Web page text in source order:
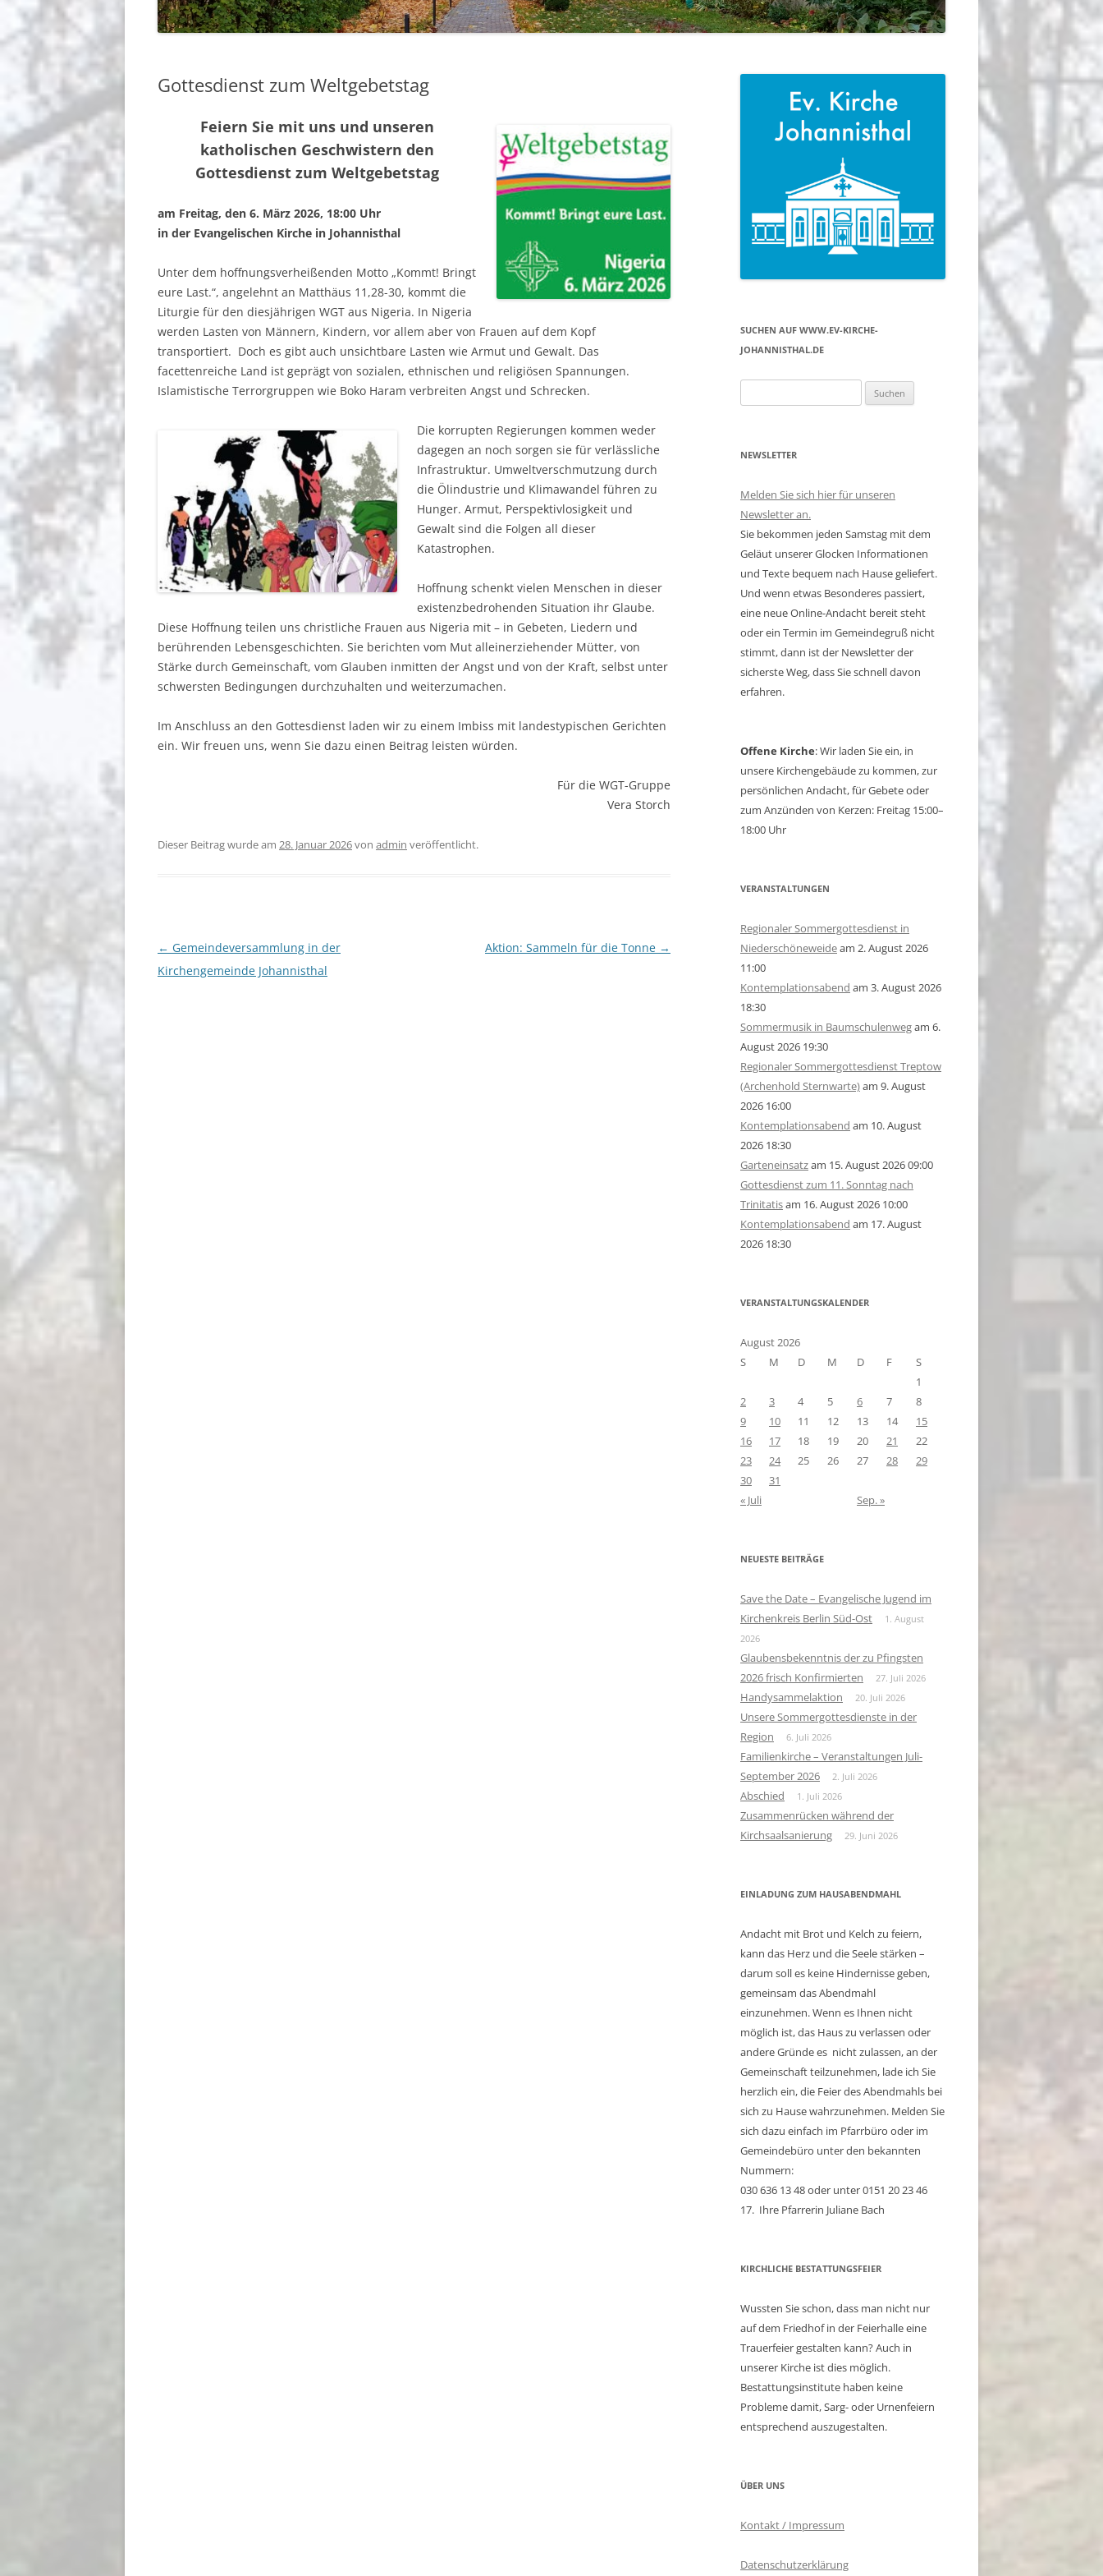
BERICHTE
BERLIN-JOHANNISTHAL
HANDARBEITSKREIS
Gottesdienst zum Weltgebetstag
Feiern Sie mit uns und unseren
katholischen Geschwistern den
Gottesdienst zum Weltgebetstag
am Freitag, den 6. März 2026, 18:00 Uhr
in der Evangelischen Kirche in Johannisthal
Unter dem hoffnungsverheißenden Motto „Kommt! Bringt
eure Last.“, angelehnt an Matthäus 11,28-30, kommt die
Liturgie für den diesjährigen WGT aus Nigeria. In Nigeria
werden Lasten von Männern, Kindern, vor allem aber von Frauen auf dem Kopf
transportiert. Doch es gibt auch unsichtbare Lasten wie Armut und Gewalt. Das
facettenreiche Land ist geprägt von sozialen, ethnischen und religiösen Spannungen.
Islamistische Terrorgruppen wie Boko Haram verbreiten Angst und Schrecken.
Die korrupten Regierungen kommen weder
dagegen an noch sorgen sie für verlässliche
Infrastruktur. Umweltverschmutzung durch
die Ölindustrie und Klimawandel führen zu
Hunger. Armut, Perspektivlosigkeit und
Gewalt sind die Folgen all dieser
Katastrophen.
Hoffnung schenkt vielen Menschen in dieser
existenzbedrohenden Situation ihr Glaube.
Diese Hoffnung teilen uns christliche Frauen aus Nigeria mit – in Gebeten, Liedern und
berührenden Lebensgeschichten. Sie berichten vom Mut alleinerziehender Mütter, von
Stärke durch Gemeinschaft, vom Glauben inmitten der Angst und von der Kraft, selbst unter
schwersten Bedingungen durchzuhalten und weiterzumachen.
Im Anschluss an den Gottesdienst laden wir zu einem Imbiss mit landestypischen Gerichten
ein. Wir freuen uns, wenn Sie dazu einen Beitrag leisten würden.
Für die WGT-Gruppe
Vera Storch
Dieser Beitrag wurde am 28. Januar 2026von admin veröffentlicht.
Beitragsnavigation
← Gemeindeversammlung in der
Kirchengemeinde Johannisthal
Aktion: Sammeln für die Tonne →
SUCHEN AUF WWW.EV-KIRCHE-
JOHANNISTHAL.DE
nach:
NEWSLETTER
Melden Sie sich hier für unseren
Newsletter an.
Sie bekommen jeden Samstag mit dem
Geläut unserer Glocken Informationen
und Texte bequem nach Hause geliefert.
Und wenn etwas Besonderes passiert,
eine neue Online-Andacht bereit steht
oder ein Termin im Gemeindegruß nicht
stimmt, dann ist der Newsletter der
sicherste Weg, dass Sie schnell davon
erfahren.
Offene Kirche: Wir laden Sie ein, in
unsere Kirchengebäude zu kommen, zur
persönlichen Andacht, für Gebete oder
zum Anzünden von Kerzen: Freitag 15:00–
18:00 Uhr
VERANSTALTUNGEN
Regionaler Sommergottesdienst in
Niederschöneweideam 2. August 2026
11:00
Kontemplationsabend am 3. August 2026
18:30
Sommermusik in Baumschulenwegam 6.
August 2026 19:30
Regionaler Sommergottesdienst Treptow
(Archenhold Sternwarte)am 9. August
2026 16:00
Kontemplationsabend am 10. August
2026 18:30
Garteneinsatzam 15. August 2026 09:00
Gottesdienst zum 11. Sonntag nach
Trinitatisam 16. August 2026 10:00
Kontemplationsabend am 17. August
2026 18:30
VERANSTALTUNGSKALENDER
August 2026
S
M D M D F
S
1
2
3 4 5 6 7
8
9
10 11 12 13 14
15
16
17 18 19 20 21
22
23
24 25 26 27 28
29
30
31
« Juli
Sep. »
NEUESTE BEITRÄGE
Save the Date – Evangelische Jugend im
Kirchenkreis Berlin Süd-Ost
1. August
2026
Glaubensbekenntnis der zu Pfingsten
2026 frisch Konfirmierten
27. Juli 2026
Handysammelaktion 20. Juli 2026
Unsere Sommergottesdienste in der
Region
6. Juli 2026
Familienkirche – Veranstaltungen Juli-
September 2026
2. Juli 2026
Abschied 1. Juli 2026
Zusammenrücken während der
Kirchsaalsanierung
29. Juni 2026
EINLADUNG ZUM HAUSABENDMAHL
Andacht mit Brot und Kelch zu feiern,
kann das Herz und die Seele stärken –
darum soll es keine Hindernisse geben,
gemeinsam das Abendmahl
einzunehmen. Wenn es Ihnen nicht
möglich ist, das Haus zu verlassen oder
andere Gründe es nicht zulassen, an der
Gemeinschaft teilzunehmen, lade ich Sie
herzlich ein, die Feier des Abendmahls bei
sich zu Hause wahrzunehmen. Melden Sie
sich dazu einfach im Pfarrbüro oder im
Gemeindebüro unter den bekannten
Nummern:
030 636 13 48 oder unter 0151 20 23 46
17. Ihre Pfarrerin Juliane Bach
KIRCHLICHE BESTATTUNGSFEIER
Wussten Sie schon, dass man nicht nur
auf dem Friedhof in der Feierhalle eine
Trauerfeier gestalten kann? Auch in
unserer Kirche ist dies möglich.
Bestattungsinstitute haben keine
Probleme damit, Sarg- oder Urnenfeiern
entsprechend auszugestalten.
ÜBER UNS
Kontakt / Impressum
Datenschutzerklärung